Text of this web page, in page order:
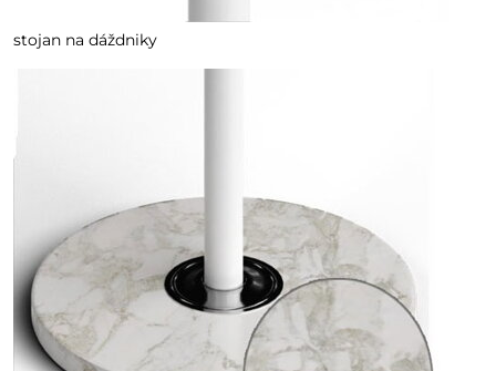
stojan na dáždniky